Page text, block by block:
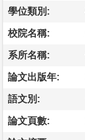
學位類別:
校院名稱:
系所名稱:
論文出版年:
語文別:
論文頁數: